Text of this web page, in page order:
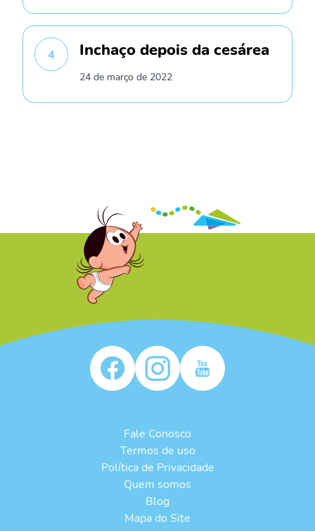
4 Inchaço depois da cesárea
24 de março de 2022
Fale Conosco
Termos de uso
Política de Privacidade
Quem somos
Blog
Mapa do Site